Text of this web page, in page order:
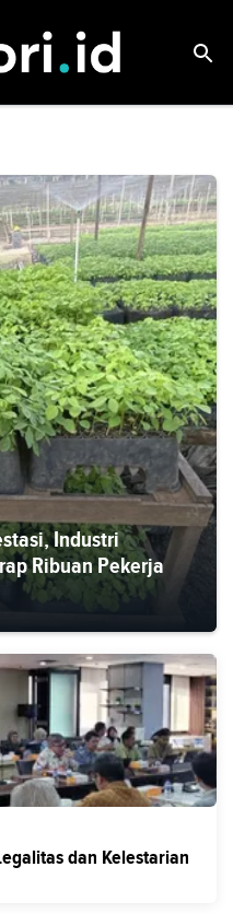
Industri
Ribuan Pekerja
dan Kelestarian